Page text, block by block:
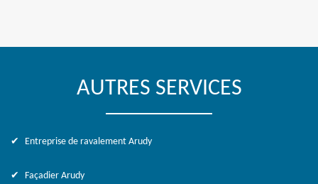
AUTRES SERVICES
Entreprise de ravalement Arudy
Façadier Arudy